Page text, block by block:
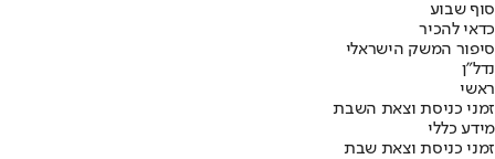
סוף שבוע
כדאי להכיר
סיפור המשק הישראלי
נדל"ן
ראשי
זמני כניסת וצאת השבת
מידע כללי
זמני כניסת וצאת שבת